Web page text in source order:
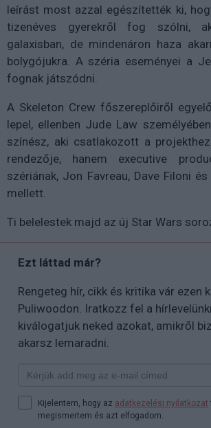
leírást most azzal egészítették ki,
tizenéves gyerekről fog szólni,
galaxisban, de mindenáron haza
bolygójukra. A széria eseményei a
fognak játszódni.
A Skeleton Crew főszereplőiről
lepel, ellenben Jude Law
színész, aki csatlakozott a
rendezője, hanem executive
szériának, Jon Favreau, Dave Filoni
mellett.
Ti belelestek majd az új Star Wars
Ezt láttad már?
Rengeteg hír, cikk és kritika vár ezen
Puliwoodon. Iratkozz fel a
kiválogatjuk neked azokat, amikről
akarsz lemaradni.
Kijelentem, hogy az adatkezelési nyilatkozat
megismertem és azt elfogadom.